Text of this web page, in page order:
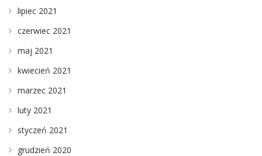
lipiec 2021
czerwiec 2021
maj 2021
kwiecień 2021
marzec 2021
luty 2021
styczeń 2021
grudzień 2020